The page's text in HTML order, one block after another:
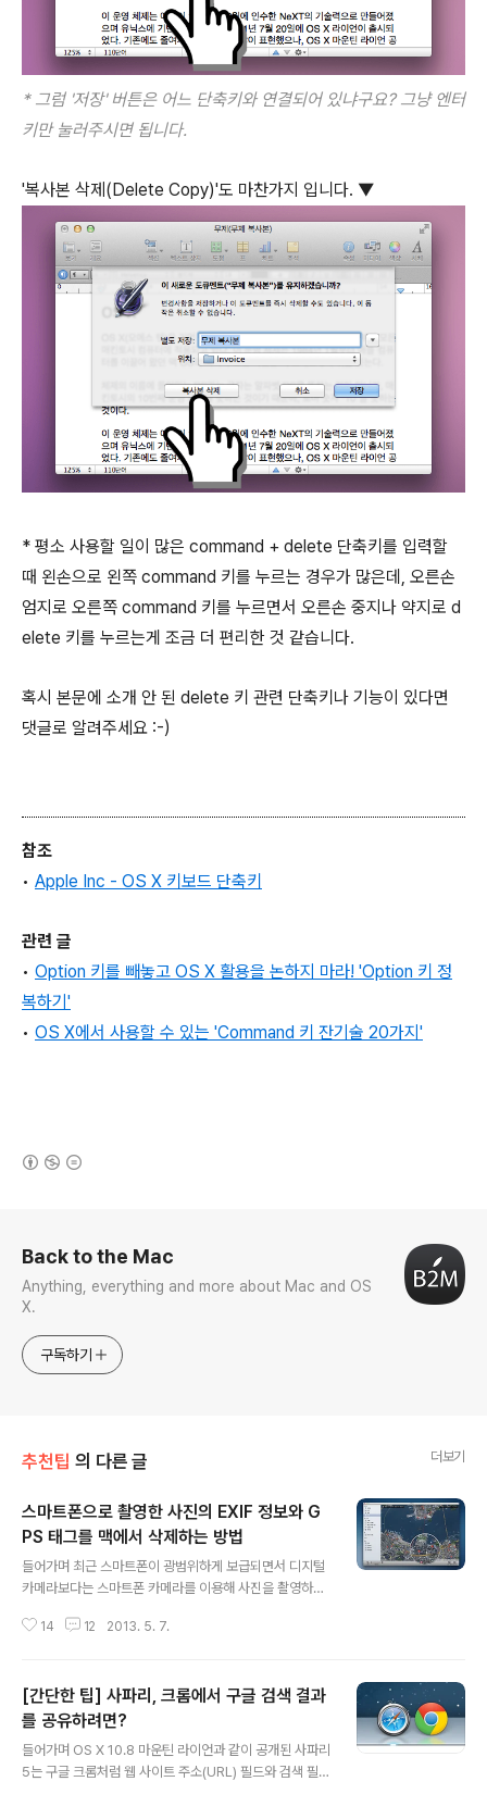
* 그럼 '저장' 버튼은 어느 단축키와 연결되어 있냐구요? 그냥 엔터
키만 눌러주시면 됩니다.
'복사본 삭제(Delete Copy)'도 마찬가지 입니다. ▼
* 평소 사용할 일이 많은 command + delete 단축키를 입력할
때 왼손으로 왼쪽 command 키를 누르는 경우가 많은데, 오른손
엄지로 오른쪽 command 키를 누르면서 오른손 중지나 약지로 d
elete 키를 누르는게 조금 더 편리한 것 같습니다.
혹시 본문에 소개 안 된 delete 키 관련 단축키나 기능이 있다면
댓글로 알려주세요 :-)
참조
• Apple Inc - OS X 키보드 단축키
관련 글
• Option 키를 빼놓고 OS X 활용을 논하지 마라! 'Option 키 정
복하기'
• OS X에서 사용할 수 있는 'Command 키 잔기술 20가지'
Back to the Mac
Anything, everything and more about Mac and OS
X.
구독하기
추천팁 의 다른 글 더보기
스마트폰으로 촬영한 사진의 EXIF 정보와 G
PS 태그를 맥에서 삭제하는 방법
들어가며 최근 스마트폰이 광범위하게 보급되면서 디지털
카메라보다는 스마트폰 카메라를 이용해 사진을 촬영하는
마트폰 등에서 위치 정보 서비스를 활성화하고 사진을 촬
수신기와 연동해 사진을 정확히 어디서 촬영했는지도 파일
속에 자동으로 기록해 줍니다. EXIF와 GPS 태그 등 이미
지 파일 속에 기록되는 각종 정보는 메타데이터(Metadat
a)라고도 부르는데 사진을 적절하게 정리하거나 다시 가공
할 때에 아주 유용하게 쓸 수 있는 정보가 되며, 차후 사진
14 12 2013. 5. 7.
[간단한 팁] 사파리, 크롬에서 구글 검색 결과
를 공유하려면?
들어가며 OS X 10.8 마운틴 라이언과 같이 공개된 사파리
5는 구글 크롬처럼 웹 사이트 주소(URL) 필드와 검색 필드